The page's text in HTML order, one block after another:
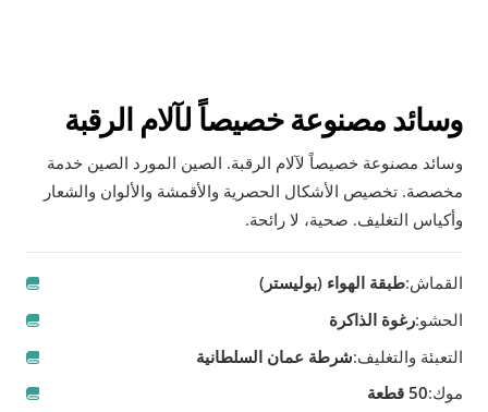
وسائد مصنوعة خصيصاً لآلام الرقبة
وسائد مصنوعة خصيصاً لآلام الرقبة. الصين المورد الصين خدمة
مخصصة. تخصيص الأشكال الحصرية والأقمشة والألوان والشعار
وأكياس التغليف. صحية، لا رائحة.
القماش:طبقة الهواء (بوليستر)
الحشو:رغوة الذاكرة
التعبئة والتغليف:شرطة عمان السلطانية
موك:50 قطعة